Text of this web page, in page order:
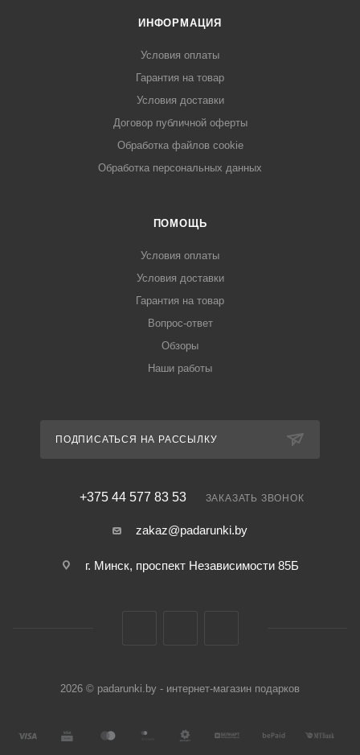
ИНФОРМАЦИЯ
Условия оплаты
Гарантия на товар
Условия доставки
Договор публичной оферты
Обработка файлов cookie
Обработка персональных данных
ПОМОЩЬ
Условия оплаты
Условия доставки
Гарантия на товар
Вопрос-ответ
Обзоры
Наши работы
ПОДПИСАТЬСЯ НА РАССЫЛКУ
+375 44 577 83 53 ЗАКАЗАТЬ ЗВОНОК
zakaz@padarunki.by
г. Минск, проспект Независимости 85Б
2026 © padarunki.by - интернет-магазин подарков